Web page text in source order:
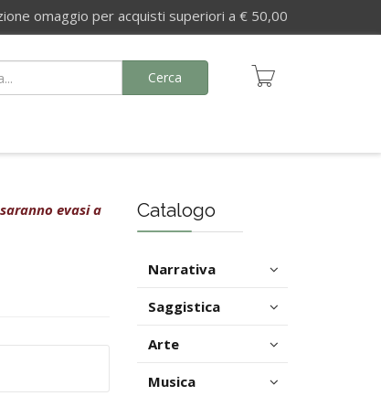
omaggio per acquisti superiori a € 50,00
Cerca
evasi a
Catalogo
Narrativa
Saggistica
Arte
Musica